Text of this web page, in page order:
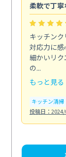
柔軟で丁寧
キッチン
対応力に感
細かいリ
の...
もっと見る
キッチン清掃
投稿日：